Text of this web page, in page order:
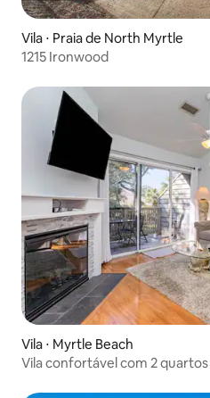
Vila ⋅ Praia de North Myrtle
1215 Ironwood
Vila ⋅ Myrtle Beach
Vila confortável com 2